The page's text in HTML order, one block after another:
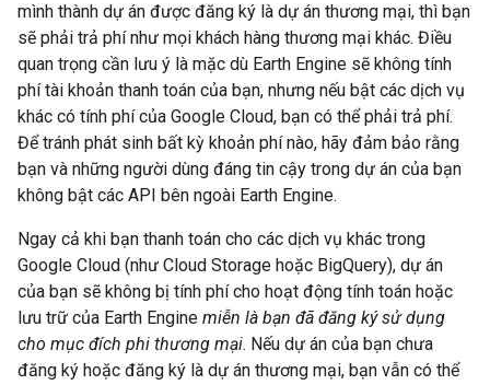
mình thành dự án được đăng ký là dự án thương mại, thì bạn
sẽ phải trả phí như mọi khách hàng thương mại khác. Điều
quan trọng cần lưu ý là mặc dù Earth Engine sẽ không tính
phí tài khoản thanh toán của bạn, nhưng nếu bật các dịch vụ
khác có tính phí của Google Cloud, bạn có thể phải trả phí.
Để tránh phát sinh bất kỳ khoản phí nào, hãy đảm bảo rằng
bạn và những người dùng đáng tin cậy trong dự án của bạn
không bật các API bên ngoài Earth Engine.
Ngay cả khi bạn thanh toán cho các dịch vụ khác trong
Google Cloud (như Cloud Storage hoặc BigQuery), dự án
của bạn sẽ không bị tính phí cho hoạt động tính toán hoặc
lưu trữ của Earth Engine miễn là bạn đã đăng ký sử dụng
cho mục đích phi thương mại. Nếu dự án của bạn chưa
đăng ký hoặc đăng ký là dự án thương mại, bạn vẫn có thể